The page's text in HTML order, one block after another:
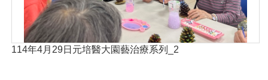
114年4月29日元培醫大園藝治療系列_2